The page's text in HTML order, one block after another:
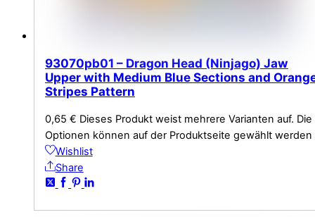
93070pb01 – Dragon Head (Ninjago) Jaw
Upper with Medium Blue Sections and
Stripes Pattern
0,65 € Dieses Produkt weist mehrere Varianten auf. Die
Optionen können auf der Produktseite gewählt werden
Wishlist
Share